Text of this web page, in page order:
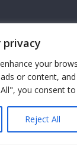
privacy
your
or content,
you consent
Reject All